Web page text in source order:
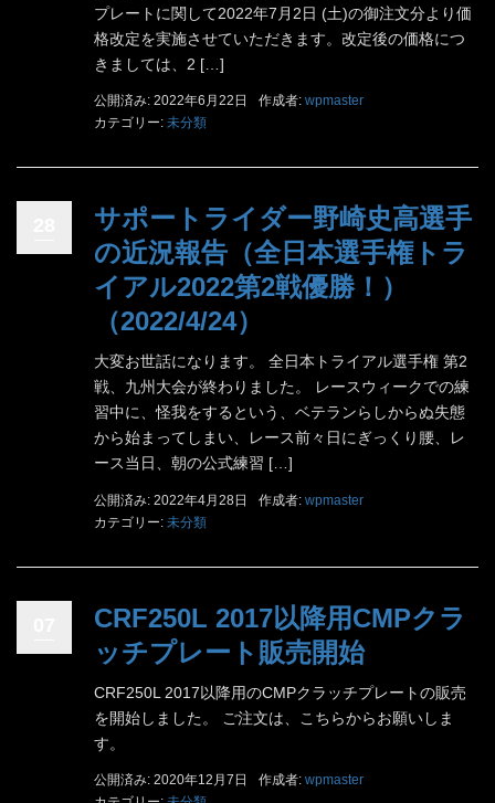
プレートに関して2022年7月2日 (土)の御注文分より価
格改定を実施させていただきます。改定後の価格につ
きましては、2 […]
公開済み: 2022年6月22日 作成者: wpmaster
カテゴリー: 未分類
サポートライダー野崎史高選手
の近況報告（全日本選手権トラ
イアル2022第2戦優勝！）
（2022/4/24）
大変お世話になります。 全日本トライアル選手権 第2
戦、九州大会が終わりました。 レースウィークでの練
習中に、怪我をするという、ベテランらしからぬ失態
から始まってしまい、レース前々日にぎっくり腰、レ
ース当日、朝の公式練習 […]
公開済み: 2022年4月28日 作成者: wpmaster
カテゴリー: 未分類
CRF250L 2017以降用CMPクラ
ッチプレート販売開始
CRF250L 2017以降用のCMPクラッチプレートの販売
を開始しました。 ご注文は、こちらからお願いしま
す。
公開済み: 2020年12月7日 作成者: wpmaster